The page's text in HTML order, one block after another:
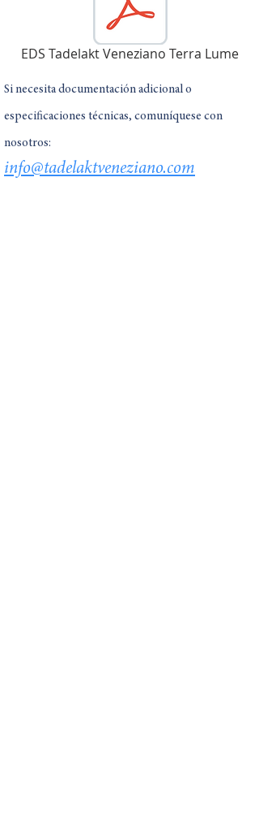
EDS Tadelakt Veneziano Terra Lume
Si necesita documentación adicional o
especificaciones técnicas, comuníquese con
nosotros:
info@tadelaktveneziano.com